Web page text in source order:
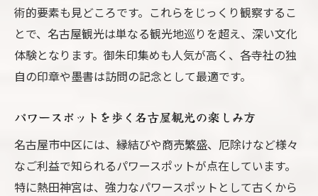
縁結びや金運に効く名古屋観光寺社特集
名古屋観光初心者も安心な寺社散策のすすめ
初めての名古屋観光寺社巡り完全ガイド
名古屋観光初心者におすすめの寺社散策術
名古屋観光で失敗しない寺社選びのコツ
寺社巡り初心者も安心の名古屋観光ルート
名古屋観光で気軽に寺社を楽しむ方法
限定御朱印や伝説に出会う観光体験を提案
術的要素も見どころです。これらをじっくり観察するこ
とで、名古屋観光は単なる観光地巡りを超え、深い文化
体験となります。御朱印集めも人気が高く、各寺社の独
自の印章や墨書は訪問の記念として最適です。
パワースポットを歩く名古屋観光の楽しみ方
名古屋市中区には、縁結びや商売繁盛、厄除けなど様々
なご利益で知られるパワースポットが点在しています。
特に熱田神宮は、強力なパワースポットとして古くから